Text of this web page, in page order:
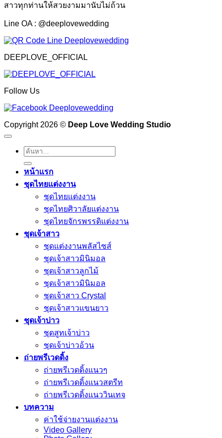
สาวทุกท่านให้สวยงามมานับไม่ถ้วน
Line OA : @deeplovewedding
DEEPLOVE_OFFICIAL
Follow Us
Copyright 2026 © Deep Love Wedding Studio
ค้นหา:
หน้าแรก
ชุดไทยแต่งงาน
ชุดไทยแต่งงาน
ชุดไทยศิวาลัยแต่งงาน
ชุดไทยจักรพรรดิแต่งงาน
ชุดเจ้าสาว
ชุดแต่งงานพลัสไซส์
ชุดเจ้าสาวมินิมอล
ชุดเจ้าสาวลูกไม้
ชุดเจ้าสาวมินิมอล
ชุดเจ้าสาว Crystal
ชุดเจ้าสาวแขนยาว
ชุดเจ้าบ่าว
ชุดสูทเจ้าบ่าว
ชุดเจ้าบ่าวอ้วน
ถ่ายพรีเวดดิ้ง
ถ่ายพรีเวดดิ้งแนวๆ
ถ่ายพรีเวดดิ้งแนวสตรีท
ถ่ายพรีเวดดิ้งแนววินเทจ
บทความ
ค่าใช้จ่ายงานแต่งงาน
Video Gallery